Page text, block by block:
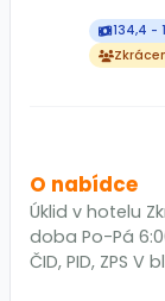
134,4 -
O nabídce
Úklid v hotelu
doba Po-Pá
ČID, PID, ZPS